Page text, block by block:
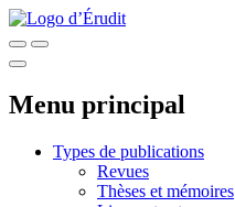
Menu principal
Types de publications
Revues
Thèses et mémoires